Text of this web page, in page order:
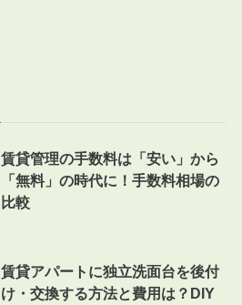
賃貸管理の手数料は「安い」から
「無料」の時代に！手数料相場の
比較
賃貸アパートに独立洗面台を後付
け・交換する方法と費用は？DIY